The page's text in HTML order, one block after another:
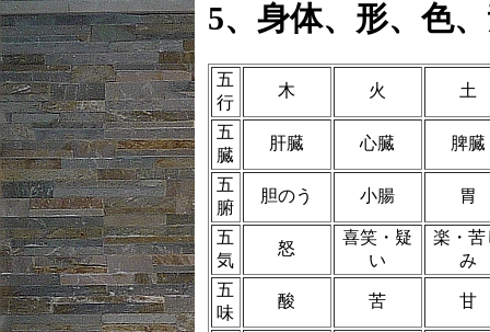
5、身体、形、色
五
行
木 火 土
五
臓
肝臓 心臓 脾臓
五
腑
胆のう 小腸 胃
五
気
怒
喜笑・疑
い
楽・苦
み
五
味
酸 苦 甘